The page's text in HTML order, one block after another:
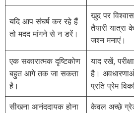
यदि आप संघर्ष कर रहे हैं
तो मदद मांगने से न डरें।
खुद पर
तैयारी यात्रा
जश्न मनाएं।
एक सकारात्मक दृष्टिकोण
बहुत आगे तक जा सकता
है।
याद रखें,
है।
प्रति प्रेम
सीखना आनंददायक होना
केवल अच्छे